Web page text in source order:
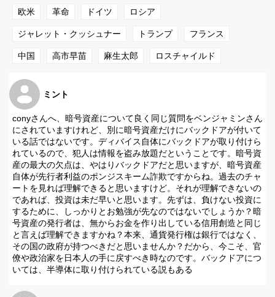
6. フランス、崩壊が続く国家
9.視聴者さんからのコメント返答
欧米 革命 ドイツ ロシア
ジャレット・クッシュナー トランプ フランス
中国 高市早苗 麻生太郎 ロスチャイルド
ミント
conyさんへ、暗号資産について良く同じ質問をベンジャミンさん
にされていますけれど、別に暗号資産だけにバックドアが付いて
いる話ではないです。ディバイス自体にバックドアが取り付けら
れているので、犯人は情報を盗み放題だということです。暗号資
産の最大の欠点は、やはりバックドアだと思いますが、暗号資産
自体が先行者利益のポンジスキーム詐欺ですからね。過去のチャ
ートを見れば理解できると思いますけど。それが理解できないの
であれば、投資は未だ早いと思います。先ずは、負けない投資に
するために、しっかりとお勉強が先なのではないでしょうか？暗
号資産の発行者は、無からお金を作り出している信用創造と同じ
と言えば理解できますかね？本来、通貨発行権は銀行ではなく、
その国の政府が持つべきだと思いませんか？だから、今こそ、官
僚や政治家を日本人の手に戻すべき時なのです。バックドアにつ
いては、半導体に取り付けられている説もある